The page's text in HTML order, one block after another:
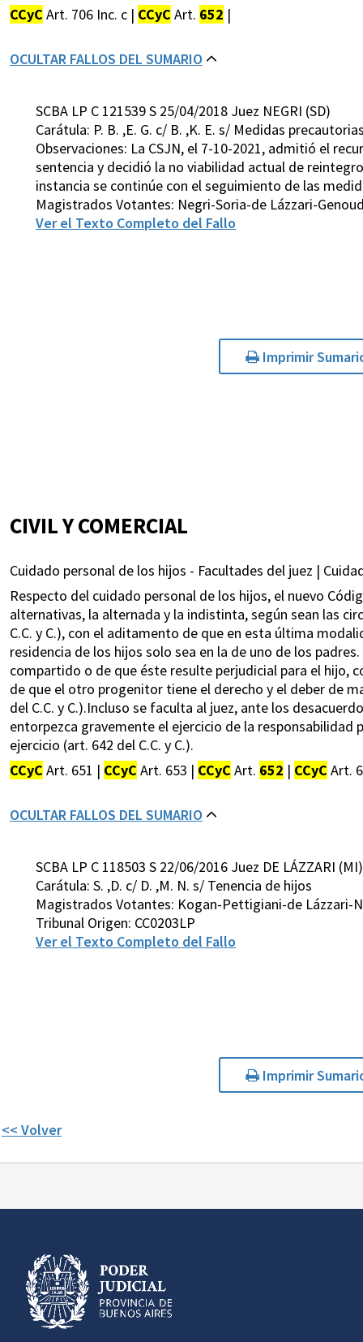
CCyC Art. 706 Inc. c | CCyC Art. 652 |
OCULTAR FALLOS DEL SUMARIO
SCBA LP C 121539 S 25/04/2018 Juez NEGRI (SD)
Carátula: P. B. ,E. G. c/ B. ,K. E. s/ Medidas
Observaciones: La CSJN, el 7-10-2021, admitió el
sentencia y decidió la no viabilidad actual de
instancia se continúe con el seguimiento de las
Magistrados Votantes: Negri-Soria-de Lázzari-
Ver el Texto Completo del Fallo
Imprimir
CIVIL Y COMERCIAL
Cuidado personal de los hijos - Facultades del juez |
Respecto del cuidado personal de los hijos, el nuevo
alternativas, la alternada y la indistinta, según sean las
C.C. y C.), con el aditamento de que en esta última
residencia de los hijos solo sea en la de uno de los
compartido o de que éste resulte perjudicial para el hijo,
de que el otro progenitor tiene el derecho y el deber de
del C.C. y C.).Incluso se faculta al juez, ante los
entorpezca gravemente el ejercicio de la
ejercicio (art. 642 del C.C. y C.).
CCyC Art. 651 | CCyC Art. 653 | CCyC Art. 652 | CCyC Art.
OCULTAR FALLOS DEL SUMARIO
SCBA LP C 118503 S 22/06/2016 Juez DE LÁZZARI (MI)
Carátula: S. ,D. c/ D. ,M. N. s/ Tenencia de hijos
Magistrados Votantes: Kogan-Pettigiani-de Lázzari-
Tribunal Origen: CC0203LP
Ver el Texto Completo del Fallo
Imprimir
<< Volver